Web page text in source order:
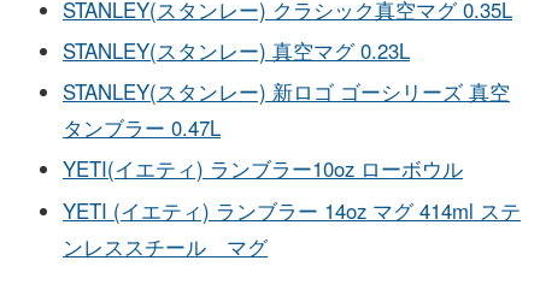
STANLEY(スタンレー) クラシック真空マグ 0.35L
STANLEY(スタンレー) 真空マグ 0.23L
STANLEY(スタンレー) 新ロゴ ゴーシリーズ 真空
タンブラー 0.47L
YETI(イエティ) ランブラー10oz ローボウル
YETI (イエティ) ランブラー 14oz マグ 414ml ステ
ンレススチール マグ